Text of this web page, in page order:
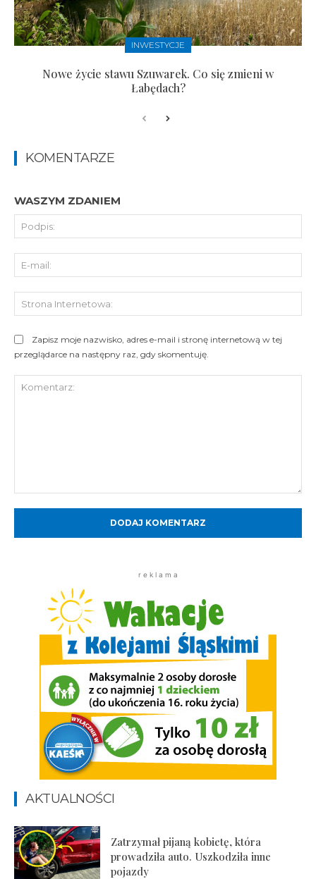
INWESTYCJE
Nowe życie stawu Szuwarek. Co się zmieni w
Łabędach?
KOMENTARZE
WASZYM ZDANIEM
Zapisz moje nazwisko, adres e-mail i stronę internetową w tej
przeglądarce na następny raz, gdy skomentuję.
r e k l a m a
AKTUALNOŚCI
Zatrzymał pijaną kobietę, która
prowadziła auto. Uszkodziła inne
pojazdy